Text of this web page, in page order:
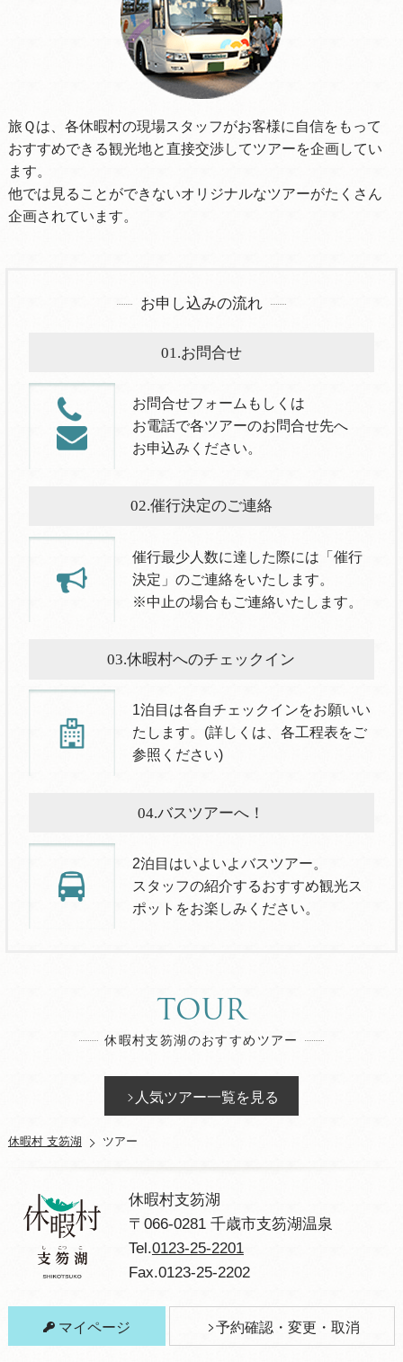
旅Ｑは、各休暇村の現場スタッフがお客様に自信をもって
おすすめできる観光地と直接交渉してツアーを企画してい
ます。
他では見ることができないオリジナルなツアーがたくさん
企画されています。
お申し込みの流れ
01.お問合せ
お問合せフォームもしくは
お電話で各ツアーのお問合せ先へ
お申込みください。
02.催行決定のご連絡
催行最少人数に達した際には「催行
決定」のご連絡をいたします。
※中止の場合もご連絡いたします。
03.休暇村へのチェックイン
1泊目は各自チェックインをお願いい
たします。(詳しくは、各工程表をご
参照ください)
04.バスツアーへ！
2泊目はいよいよバスツアー。
スタッフの紹介するおすすめ観光ス
ポットをお楽しみください。
TOUR
休暇村支笏湖のおすすめツアー
人気ツアー一覧を見る
休暇村 支笏湖 ツアー
休暇村支笏湖
〒066-0281 千歳市支笏湖温泉
Tel.0123-25-2201
Fax.0123-25-2202
マイページ 予約確認・変更・取消